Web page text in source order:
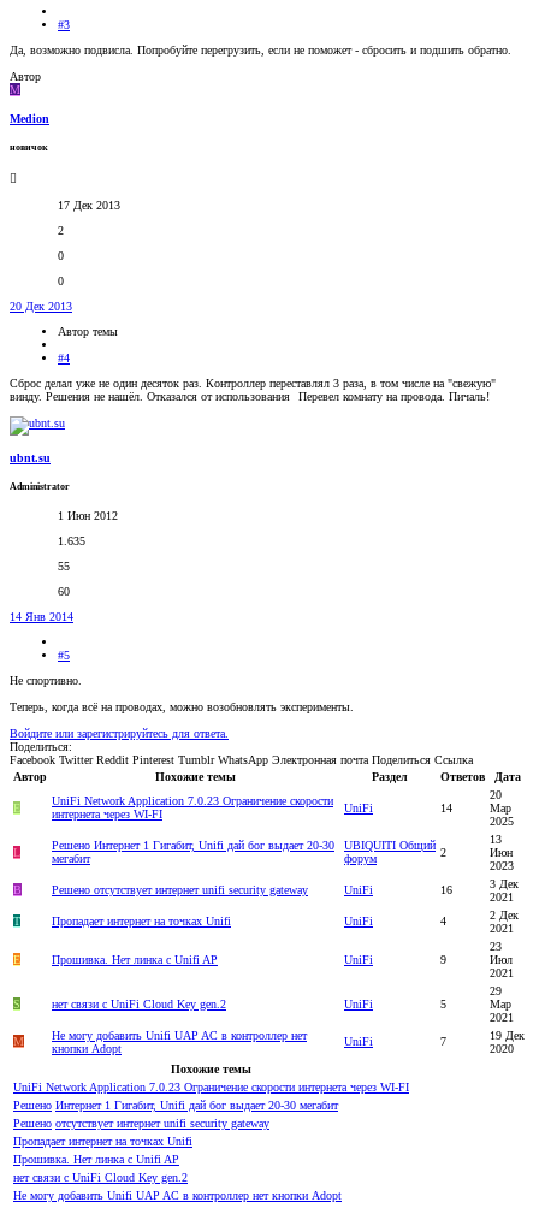
#3
Да, возможно подвисла. Попробуйте перегрузить, если не поможет - сбросить и подшить обратно.
Автор
M
Medion
новичок
17 Дек 2013
2
0
0
20 Дек 2013
Автор темы
#4
Сброс делал уже не один десяток раз. Контроллер переставлял 3 раза, в том числе на "свежую"
винду. Решения не нашёл. Отказался от использования
Перевел комнату на провода. Пичаль!
ubnt.su
Administrator
1 Июн 2012
1.635
55
60
14 Янв 2014
#5
Не спортивно.
Теперь, когда всё на проводах, можно возобновлять эксперименты.
Войдите или зарегистрируйтесь для ответа.
Поделиться:
Facebook Twitter Reddit Pinterest Tumblr WhatsApp Электронная почта Поделиться Ссылка
Автор
Похожие темы Раздел Ответов Дата
E
UniFi Network Application 7.0.23 Ограничение скорости
интернета через WI-FI
UniFi 14
20
Мар
2025
L
Решено Интернет 1 Гигабит, Unifi дай бог выдает 20-30
мегабит
UBIQUITI Общий
форум
2
13
Июн
2023
B
Решено отсутствует интернет unifi security gateway UniFi 16
3 Дек
2021
T
Пропадает интернет на точках Unifi UniFi 4
2 Дек
2021
E Прошивка. Нет линка с Unifi AP UniFi 9
23
Июл
2021
S нет связи с UniFi Cloud Key gen.2 UniFi 5
29
Мар
2021
M
Не могу добавить Unifi UAP AC в контроллер нет
кнопки Adopt
UniFi 7
19 Дек
2020
Похожие темы
UniFi Network Application 7.0.23 Ограничение скорости интернета через WI-FI
Решено Интернет 1 Гигабит, Unifi дай бог выдает 20-30 мегабит
Решено отсутствует интернет unifi security gateway
Пропадает интернет на точках Unifi
Прошивка. Нет линка с Unifi AP
нет связи с UniFi Cloud Key gen.2
Не могу добавить Unifi UAP AC в контроллер нет кнопки Adopt